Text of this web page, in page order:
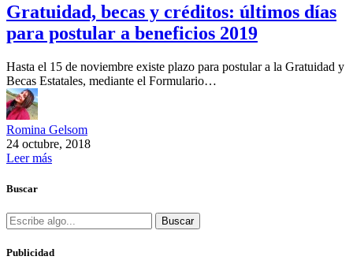
Gratuidad, becas y créditos: últimos días
para postular a beneficios 2019
Hasta el 15 de noviembre existe plazo para postular a la Gratuidad y
Becas Estatales, mediante el Formulario…
Romina Gelsom
24 octubre, 2018
Leer más
Buscar
Buscar
Publicidad